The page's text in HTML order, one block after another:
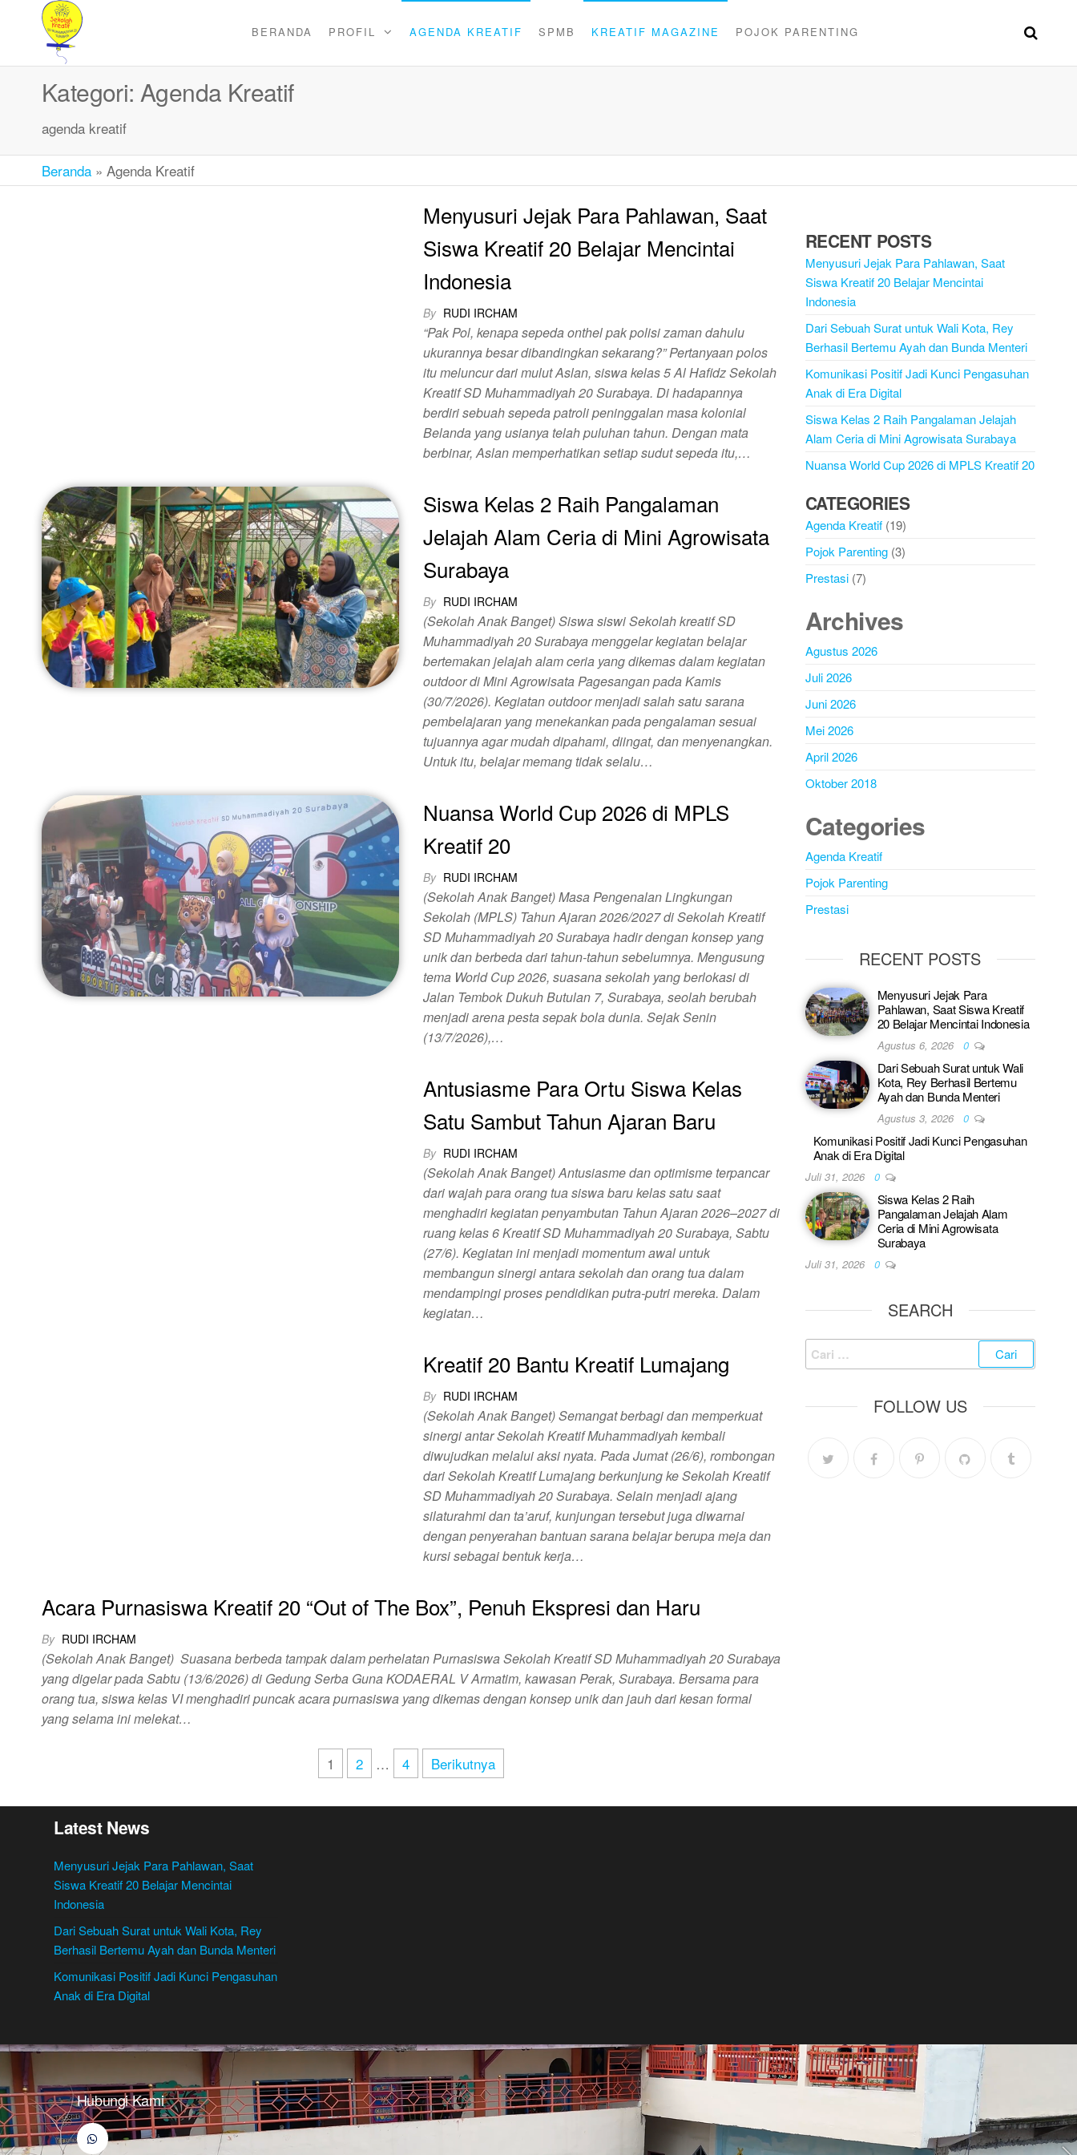
KREATIF
BERANDA PROFIL AGENDA KREATIF SPMB KREATIF MAGAZINE POJOK PARENTING
Kategori:Agenda Kreatif
agenda kreatif
Beranda » Agenda Kreatif
Menyusuri Jejak Para Pahlawan, Saat
Siswa Kreatif 20 Belajar Mencintai
Indonesia
By RUDI IRCHAM
“Pak Pol, kenapa sepeda onthel pak polisi zaman dahulu
ukurannya besar dibandingkan sekarang?” Pertanyaan polos
itu meluncur dari mulut Aslan, siswa kelas 5 Al Hafidz Sekolah
Kreatif SD Muhammadiyah 20 Surabaya. Di hadapannya
berdiri sebuah sepeda patroli peninggalan masa kolonial
Belanda yang usianya telah puluhan tahun. Dengan mata
berbinar, Aslan memperhatikan setiap sudut sepeda itu,…
Siswa Kelas 2 Raih Pangalaman
Jelajah Alam Ceria di Mini Agrowisata
Surabaya
By RUDI IRCHAM
(Sekolah Anak Banget) Siswa siswi Sekolah kreatif SD
Muhammadiyah 20 Surabaya menggelar kegiatan belajar
bertemakan jelajah alam ceria yang dikemas dalam kegiatan
outdoor di Mini Agrowisata Pagesangan pada Kamis
(30/7/2026). Kegiatan outdoor menjadi salah satu sarana
pembelajaran yang menekankan pada pengalaman sesuai
tujuannya agar mudah dipahami, diingat, dan menyenangkan.
Untuk itu, belajar memang tidak selalu…
Nuansa World Cup 2026 di MPLS
Kreatif 20
By RUDI IRCHAM
(Sekolah Anak Banget) Masa Pengenalan Lingkungan
Sekolah (MPLS) Tahun Ajaran 2026/2027 di Sekolah Kreatif
SD Muhammadiyah 20 Surabaya hadir dengan konsep yang
unik dan berbeda dari tahun-tahun sebelumnya. Mengusung
tema World Cup 2026, suasana sekolah yang berlokasi di
Jalan Tembok Dukuh Butulan 7, Surabaya, seolah berubah
menjadi arena pesta sepak bola dunia. Sejak Senin
(13/7/2026),…
Antusiasme Para Ortu Siswa Kelas
Satu Sambut Tahun Ajaran Baru
By RUDI IRCHAM
(Sekolah Anak Banget) Antusiasme dan optimisme terpancar
dari wajah para orang tua siswa baru kelas satu saat
menghadiri kegiatan penyambutan Tahun Ajaran 2026–2027 di
ruang kelas 6 Kreatif SD Muhammadiyah 20 Surabaya, Sabtu
(27/6). Kegiatan ini menjadi momentum awal untuk
membangun sinergi antara sekolah dan orang tua dalam
mendampingi proses pendidikan putra-putri mereka. Dalam
kegiatan…
Kreatif 20 Bantu Kreatif Lumajang
By RUDI IRCHAM
(Sekolah Anak Banget) Semangat berbagi dan memperkuat
sinergi antar Sekolah Kreatif Muhammadiyah kembali
diwujudkan melalui aksi nyata. Pada Jumat (26/6), rombongan
dari Sekolah Kreatif Lumajang berkunjung ke Sekolah Kreatif
SD Muhammadiyah 20 Surabaya. Selain menjadi ajang
silaturahmi dan ta’aruf, kunjungan tersebut juga diwarnai
dengan penyerahan bantuan sarana belajar berupa meja dan
kursi sebagai bentuk kerja…
Acara Purnasiswa Kreatif 20 “Out of The Box”, Penuh Ekspresi dan Haru
By RUDI IRCHAM
(Sekolah Anak Banget) Suasana berbeda tampak dalam perhelatan Purnasiswa Sekolah Kreatif SD Muhammadiyah 20 Surabaya
yang digelar pada Sabtu (13/6/2026) di Gedung Serba Guna KODAERAL V Armatim, kawasan Perak, Surabaya. Bersama para
orang tua, siswa kelas VI menghadiri puncak acara purnasiswa yang dikemas dengan konsep unik dan jauh dari kesan formal
yang selama ini melekat…
1 2 … 4 Berikutnya
RECENT POSTS
Menyusuri Jejak Para Pahlawan, Saat
Siswa Kreatif 20 Belajar Mencintai
Indonesia
Dari Sebuah Surat untuk Wali Kota, Rey
Berhasil Bertemu Ayah dan Bunda Menteri
Komunikasi Positif Jadi Kunci Pengasuhan
Anak di Era Digital
Siswa Kelas 2 Raih Pangalaman Jelajah
Alam Ceria di Mini Agrowisata Surabaya
Nuansa World Cup 2026 di MPLS Kreatif 20
CATEGORIES
Agenda Kreatif(19)
Pojok Parenting(3)
Prestasi(7)
Archives
Agustus 2026
Juli 2026
Juni 2026
Mei 2026
April 2026
Oktober 2018
Categories
Agenda Kreatif
Pojok Parenting
Prestasi
RECENT POSTS
Menyusuri Jejak Para
Pahlawan, Saat Siswa Kreatif
20 Belajar Mencintai Indonesia
Agustus 6, 2026 0
Dari Sebuah Surat untuk Wali
Kota, Rey Berhasil Bertemu
Ayah dan Bunda Menteri
Agustus 3, 2026 0
Komunikasi Positif Jadi Kunci Pengasuhan
Anak di Era Digital
Juli 31, 2026 0
Siswa Kelas 2 Raih
Pangalaman Jelajah Alam
Ceria di Mini Agrowisata
Surabaya
Juli 31, 2026 0
SEARCH
FOLLOW US
Latest News
Menyusuri Jejak Para Pahlawan, Saat
Siswa Kreatif 20 Belajar Mencintai
Indonesia
Dari Sebuah Surat untuk Wali Kota, Rey
Berhasil Bertemu Ayah dan Bunda Menteri
Komunikasi Positif Jadi Kunci Pengasuhan
Anak di Era Digital
Hubungi Kami